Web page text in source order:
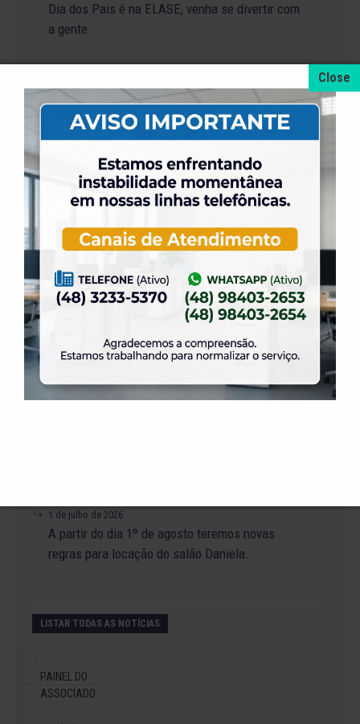
Dia dos Pais é na ELASE, venha se divertir com
a gente.
Venha para a Feijoada na ELASE.
31 de julho de 2026
Alteração no Regimento do Campo de Futebol
Suíço.
O Torneio de Duplas Masculinas ELASE
19 de julho de 2026
Venha para o Happy Hour na ELASE.
Abertura de Reservas para os Salões de Festas
1 de julho de 2026
A partir do dia 1º de agosto teremos novas
regras para locação do salão Daniela.
LISTAR TODAS AS NOTÍCIAS
PAINEL DO
ASSOCIADO